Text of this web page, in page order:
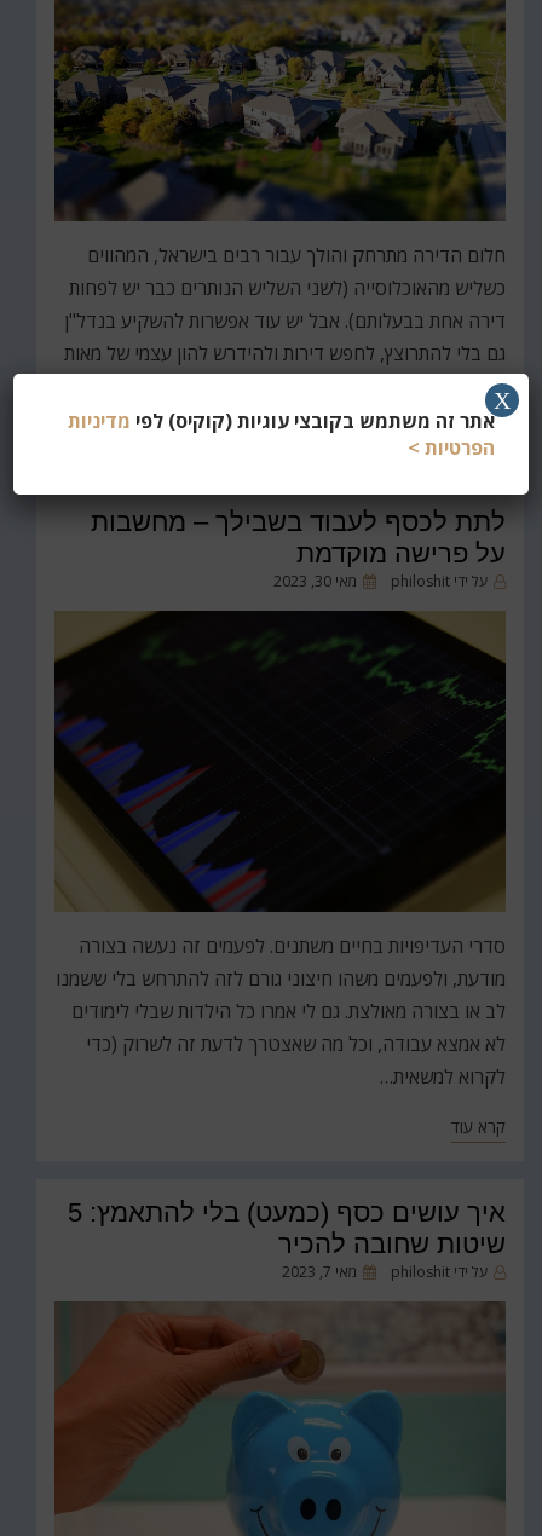
חלום הדירה מתרחק והולך עבור רבים בישראל, המהווים
כשליש מהאוכלוסייה (לשני השליש הנותרים כבר יש לפחות
דירה אחת בבעלותם). אבל יש עוד אפשרות להשקיע בנדל"ן
גם בלי להתרוצץ, לחפש דירות ולהידרש להון עצמי של מאות
אלפים או מיליונים, ובלי להיות…
לתת לכסף לעבוד בשבילך – מחשבות
על פרישה מוקדמת
על ידי philoshit
פורסם
מאי 30, 2023
סדרי העדיפויות בחיים משתנים. לפעמים זה נעשה בצורה
מודעת, ולפעמים משהו חיצוני גורם לזה להתרחש בלי ששמנו
לב או בצורה מאולצת. גם לי אמרו כל הילדות שבלי לימודים
לא אמצא עבודה, וכל מה שאצטרך לדעת זה לשרוק (כדי
לקרוא למשאית…
קרא עוד
איך עושים כסף (כמעט) בלי להתאמץ: 5
שיטות שחובה להכיר
על ידי philoshit
פורסם
מאי 7, 2023
אתר זה משתמש בקובצי עוגיות (קוקיס) לפי מדיניות
הפרטיות >
X